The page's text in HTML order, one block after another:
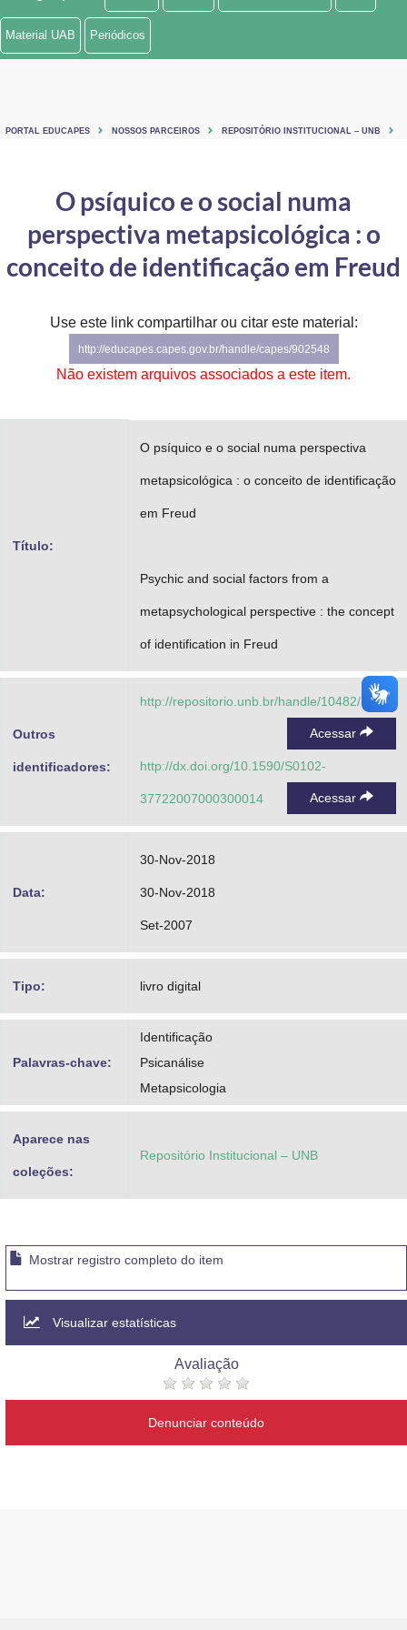
Ministério de Minas e Energia
Controladoria-Geral da União
Ministério da Mulher, da Família e dos Direitos Humanos
Secretaria de Governo
Gabinete de Segurança Institucional
Material UAB Periódicos
PORTAL EDUCAPES NOSSOS PARCEIROS REPOSITÓRIO INSTITUCIONAL – UNB
O psíquico e o social numa
perspectiva metapsicológica : o
conceito de identificação em Freud
Use este link compartilhar ou citar este material:
http://educapes.capes.gov.br/handle/capes/902548
Não existem arquivos associados a este item.
Título:
O psíquico e o social numa perspectiva
metapsicológica : o conceito de identificação
em Freud
Psychic and social factors from a
metapsychological perspective : the concept
of identification in Freud
Outros
identificadores:
http://repositorio.unb.br/handle/10482/33119
Acessar
http://dx.doi.org/10.1590/S0102-
37722007000300014 Acessar
Data:
30-Nov-2018
30-Nov-2018
Set-2007
Tipo: livro digital
Palavras-chave:
Identificação
Psicanálise
Metapsicologia
Aparece nas
coleções:
Repositório Institucional – UNB
Mostrar registro completo do item
Visualizar estatísticas
Avaliação
Denunciar conteúdo